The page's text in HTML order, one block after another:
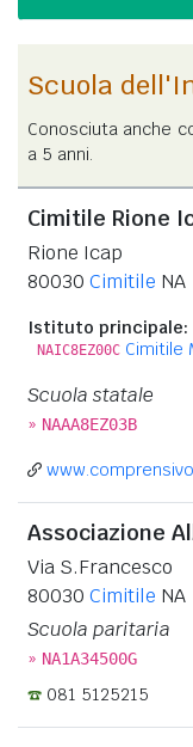
Scuola
Conosciuta anche
a 5 anni.
Cimitile Rione
Rione Icap
80030 Cimitile NA
Istituto principale:
NAIC8EZ00C Cimitile
Scuola statale
» NAAA8EZ03B
Associazione
Via S.Francesco
80030 Cimitile NA
Scuola paritaria
» NA1A34500G
081 5125215